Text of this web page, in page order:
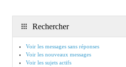
Rechercher
Voir les messages sans réponses
Voir les nouveaux messages
Voir les sujets actifs